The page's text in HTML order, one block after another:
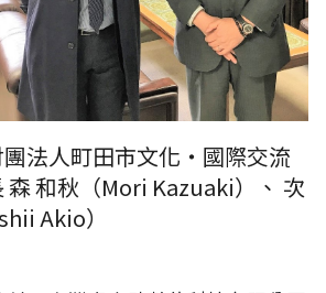
法人町田市文化・國際交流
森 和秋（Mori Kazuaki）、 次
Akio）